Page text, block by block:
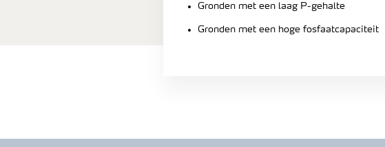
Gronden met een laag P-gehalte
Gronden met een hoge fosfaatcapaciteit